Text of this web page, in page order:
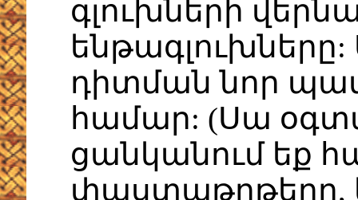
գլուխների
դիտման նոր
համար: (Սա
ցանկանում եք
փաստաթղթերը,